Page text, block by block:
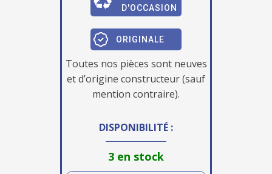
D'OCCASION
ORIGINALE
Toutes nos pièces sont neuves
et d’origine constructeur (sauf
mention contraire).
DISPONIBILITÉ :
3 en stock